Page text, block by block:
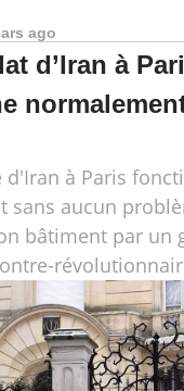
ago
d’Iran à
d'Iran à Paris
sans aucun
bâtiment par un